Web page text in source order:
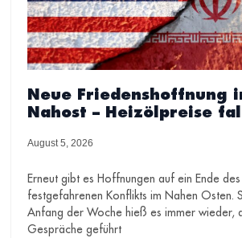
Neue Friedenshoffnung
Nahost – Heizölpreise
August 5, 2026
Erneut gibt es Hoffnungen auf ein Ende des
festgefahrenen Konflikts im Nahen Osten.
Anfang der Woche hieß es immer wieder,
Gespräche geführt